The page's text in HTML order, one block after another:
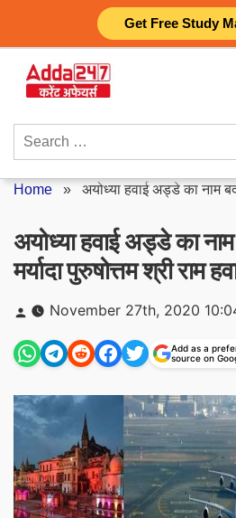
Get Free Study
content
Search
Home » अयोध्या हवाई अड्डे का नाम
अयोध्या हवाई अड्डे का
मर्यादा पुरुषोत्तम श्री राम
Posted
by
November 27th, 2020
Add as a
source on